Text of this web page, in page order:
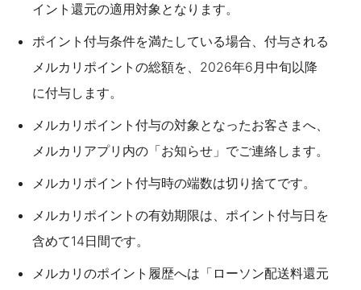
イント還元の適用対象となります。
ポイント付与条件を満たしている場合、付与される
メルカリポイントの総額を、2026年6月中旬以降
に付与します。
メルカリポイント付与の対象となったお客さまへ、
メルカリアプリ内の「お知らせ」でご連絡します。
メルカリポイント付与時の端数は切り捨てです。
メルカリポイントの有効期限は、ポイント付与日を
含めて14日間です。
メルカリのポイント履歴へは「ローソン配送料還元